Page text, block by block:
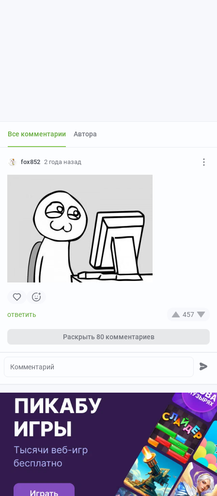
Все комментарии Автора
fox852 2 года назад
457
Раскрыть80 комментариев